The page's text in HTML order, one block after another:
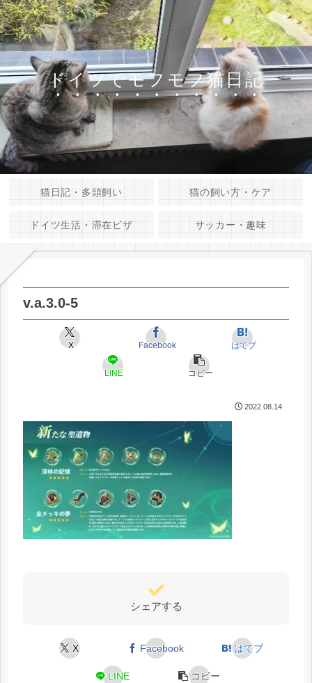
ドイツでモフモフ猫日記
猫日記・多頭飼い 猫の飼い方・ケア
ドイツ生活・滞在ビザ サッカー・趣味
v.a.3.0-5
X Facebook はてブ
LINE コピー
2022.08.14
シェアする
X Facebook はてブ
LINE コピー